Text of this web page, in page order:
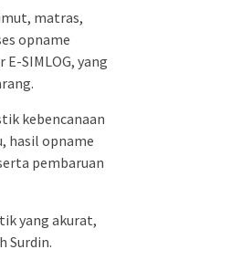
matras,
opname
SIMLOG, yang
kebencanaan
hasil opname
pembaruan
yang akurat,
Surdin.